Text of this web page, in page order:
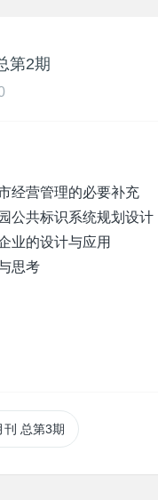
第2期
营管理的必要补充
公共标识系统规划设计
业的设计与应用
思考
刊 总第3期